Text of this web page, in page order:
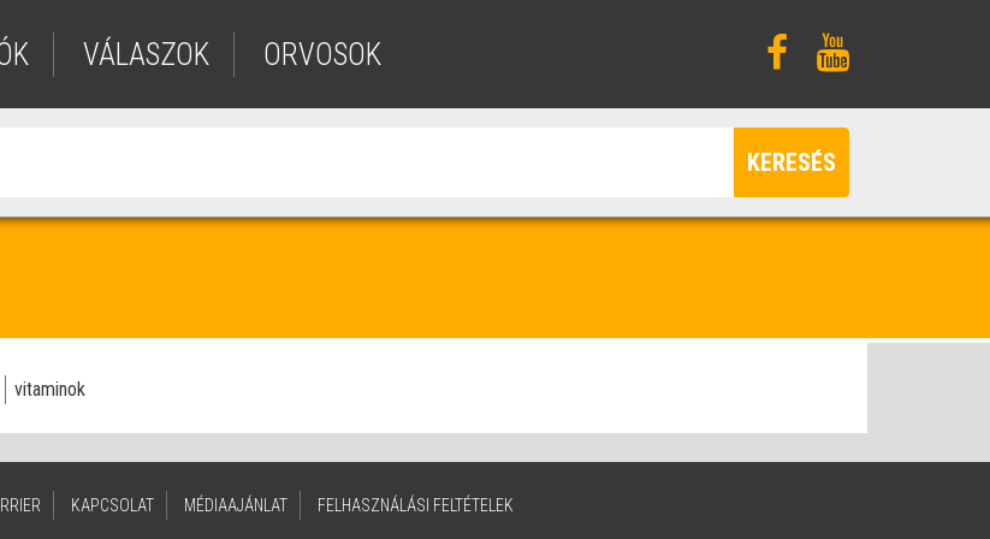
VÁLASZOK ORVOSOK
KERESÉS
vitaminok
KAPCSOLAT MÉDIAAJÁNLAT FELHASZNÁLÁSI FELTÉTELEK